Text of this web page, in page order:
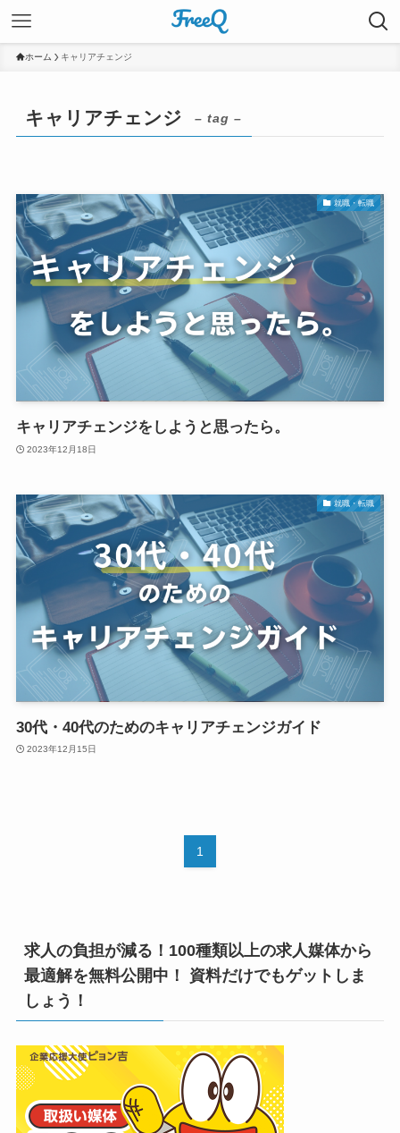
ホーム キャリアチェンジ
キャリアチェンジ – tag –
就職・転職
キャリアチェンジをしようと思ったら。
2023年12月18日
就職・転職
30代・40代のためのキャリアチェンジガイド
2023年12月15日
1
求人の負担が減る！100種類以上の求人媒体から
最適解を無料公開中！ 資料だけでもゲットしま
しょう！